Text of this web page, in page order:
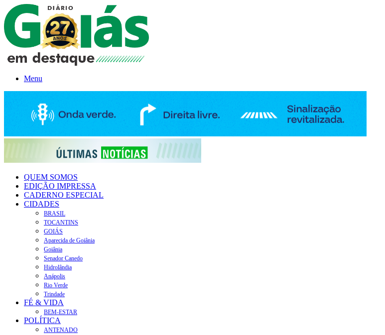
Menu
QUEM SOMOS
EDIÇÃO IMPRESSA
CADERNO ESPECIAL
CIDADES
BRASIL
TOCANTINS
GOIÁS
Aparecida de Goiânia
Goiânia
Senador Canedo
Hidrolândia
Anápolis
Rio Verde
Trindade
FÉ & VIDA
BEM-ESTAR
POLÍTICA
ANTENADO